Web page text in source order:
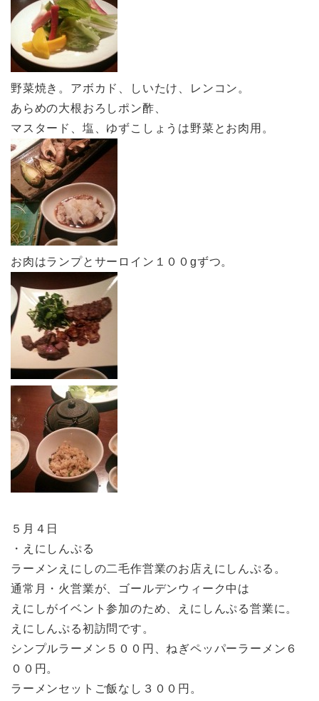
野菜焼き。アボカド、しいたけ、レンコン。
あらめの大根おろしポン酢、
マスタード、塩、ゆずこしょうは野菜とお肉用。
お肉はランプとサーロイン１００gずつ。
５月４日
・えにしんぷる
ラーメンえにしの二毛作営業のお店えにしんぷる。
通常月・火営業が、ゴールデンウィーク中は
えにしがイベント参加のため、えにしんぷる営業に。
えにしんぷる初訪問です。
シンプルラーメン５００円、ねぎペッパーラーメン６
００円。
ラーメンセットご飯なし３００円。